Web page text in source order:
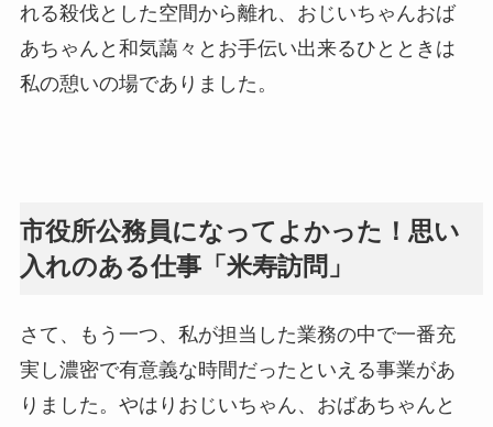
れる殺伐とした空間から離れ、おじいちゃんおば
あちゃんと和気藹々とお手伝い出来るひとときは
私の憩いの場でありました。
市役所公務員になってよかった！思い
入れのある仕事「米寿訪問」
さて、もう一つ、私が担当した業務の中で一番充
実し濃密で有意義な時間だったといえる事業があ
りました。やはりおじいちゃん、おばあちゃんと